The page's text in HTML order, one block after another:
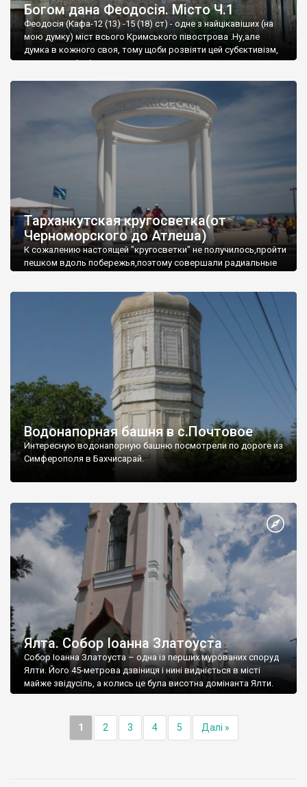
Богом дана Феодосія. Місто Ч.1
Феодосія (Кафа-12 (13) -15 (18) ст) - одне з найцікавіших (на
мою думку) міст всього Кримського півострова .Ну,але
думка в кожного своя, тому щоби розвіяти цей субєктивізм,
запрошую відвідати це
Тарханкутская кругосветка(от
Черноморского до Атлеша)
К сожалению настоящей "кругосветки" не получилось,пройти
пешком вдоль побережья,поэтому совершали радиальные
Водонапорная башня в с.Почтовое
Интересную водонапорную башню посмотрели по дороге из
Симферополя в Бахчисарай.
Ялта. Собор Іоанна Златоуста
Собор Іоанна Златоуста – одна із перших мурованих споруд
Ялти. Його 45-метрова дзвіниця і нині видніється в місті
майже звідусіль, а колись це була висотна домінанта Ялти.
1 2 3 4 5 Далі »